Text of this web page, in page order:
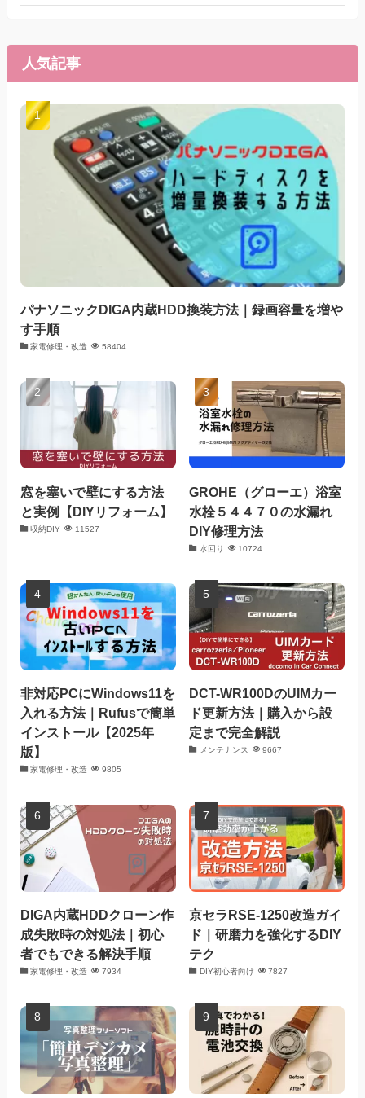
人気記事
パナソニックDIGA内蔵HDD換装方法｜録画容量を増や
す手順
家電修理・改造 58404
窓を塞いで壁にする方法
と実例【DIYリフォーム】
収納DIY 11527
GROHE（グローエ）浴室
水栓５４４７０の水漏れ
DIY修理方法
水回り 10724
非対応PCにWindows11を
入れる方法｜Rufusで簡単
インストール【2025年
版】
家電修理・改造 9805
DCT-WR100DのUIMカー
ド更新方法｜購入から設
定まで完全解説
メンテナンス 9667
DIGA内蔵HDDクローン作
成失敗時の対処法｜初心
者でもできる解決手順
家電修理・改造 7934
京セラRSE-1250改造ガイ
ド｜研磨力を強化するDIY
テク
DIY初心者向け 7827